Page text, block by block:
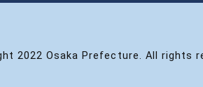
2022 Osaka Prefecture. All rights